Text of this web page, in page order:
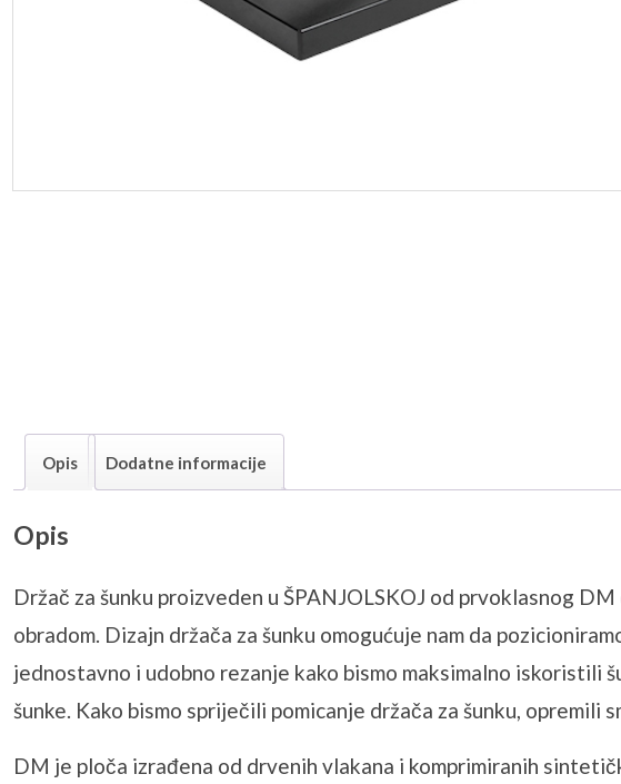
Opis Dodatne informacije
Opis
Držač za šunku proizveden u ŠPANJOLSKOJ od prvoklasnog
obradom. Dizajn držača za šunku omogućuje nam da
jednostavno i udobno rezanje kako bismo maksimalno iskoristili
šunke. Kako bismo spriječili pomicanje držača za šunku, opremili
DM je ploča izrađena od drvenih vlakana i komprimiranih